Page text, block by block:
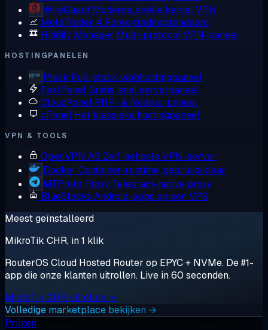
WireGuard Moderne, snelle kernel VPN
MetaTrader 4 Forex-tradingstandaard
Hiddify Manager Multi-protocol VPN-paneel
HOSTINGPANELEN
Plesk Full-stack webhostingpaneel
FastPanelGratis, snel serverpaneel
CloudPanel PHP- & Node.js-paneel
cPanel Het klassieke hostingpaneel
VPN & TOOLS
OpenVPN AS Zelf-gehoste VPN-server
Docker Container-runtime, gebruiksklaar
MTProto Proxy Telegram-native proxy
BlueStacks Android-apps op een VPS
Meest geïnstalleerd
MikroTik CHR, in 1 klik
RouterOS Cloud Hosted Router op EPYC + NVMe. De #1-
app die onze klanten uitrollen. Live in 60 seconden.
MikroTik CHR uitrollen →
Volledige marketplace bekijken →
Prijzen